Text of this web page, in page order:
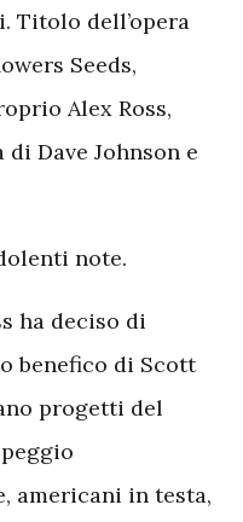
dell’opera
Seeds,
Alex Ross,
Dave Johnson e
note.
ha deciso di
benefico di Scott
progetti del
americani in testa,